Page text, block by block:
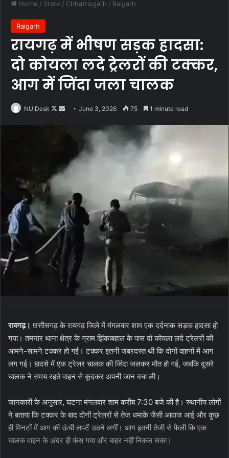
Home / State / Chhattisgarh / Raigarh
Raigarh
रायगढ़ में भीषण सड़क हादसा:
दो कोयला लदे ट्रेलरों की टक्कर,
आग में जिंदा जला चालक
NU Desk
Follow
Send June 3, 2026 75 1 minute read
रायगढ़। छत्तीसगढ़ के रायगढ़ जिले में मंगलवार शाम एक दर्दनाक सड़क हादसा हो
गया। तमनार थाना क्षेत्र के ग्राम झिंकाबहाल के पास दो कोयला लदे ट्रेलरों की
आमने-सामने टक्कर हो गई। टक्कर इतनी जबरदस्त थी कि दोनों वाहनों में आग
लग गई। हादसे में एक ट्रेलर चालक की जिंदा जलकर मौत हो गई, जबकि दूसरे
चालक ने समय रहते वाहन से कूदकर अपनी जान बचा ली।
जानकारी के अनुसार, घटना मंगलवार शाम करीब 7:30 बजे की है। स्थानीय लोगों
ने बताया कि टक्कर के बाद दोनों ट्रेलरों से तेज धमाके जैसी आवाज आई और कुछ
ही मिनटों में आग की ऊंची लपटें उठने लगीं। आग इतनी तेजी से फैली कि एक
चालक वाहन के अंदर ही फंस गया और बाहर नहीं निकल सका।